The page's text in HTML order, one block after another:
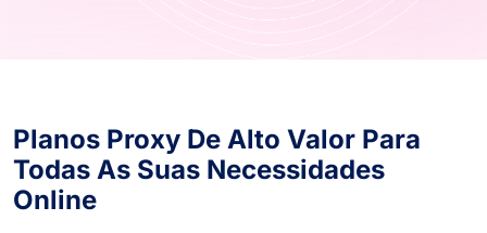
Planos Proxy De Alto Valor Para
Todas As Suas Necessidades
Online